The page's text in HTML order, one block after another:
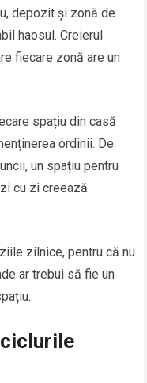
depozit și zonă de
haosul. Creierul
fiecare zonă are un
spațiu din casă
ordinii. De
un spațiu pentru
cu zi creează
zilnice, pentru că nu
ar trebui să fie un